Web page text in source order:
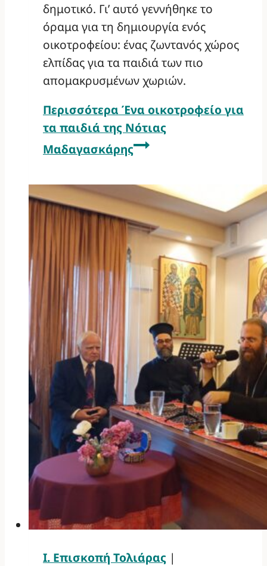
δημοτικό. Γι’ αυτό γεννήθηκε το
όραμα για τη δημιουργία ενός
οικοτροφείου: ένας ζωντανός χώρος
ελπίδας για τα παιδιά των πιο
απομακρυσμένων χωριών.
Περισσότερα Ένα οικοτροφείο για
τα παιδιά της Νότιας
Μαδαγασκάρης
Ι. Επισκοπή Τολιάρας |